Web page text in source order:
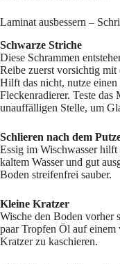
Laminat ausbessern –
Schwarze Striche
Diese Schrammen
Reibe zuerst vorsichtig mit
Hilft das nicht, nutze
Fleckenradierer. Teste das
unauffälligen Stelle, um
Schlieren nach dem
Essig im Wischwasser
kaltem Wasser und gut
Boden streifenfrei sauber.
Kleine Kratzer
Wische den Boden vorher
paar Tropfen Öl auf einem
Kratzer zu kaschieren.